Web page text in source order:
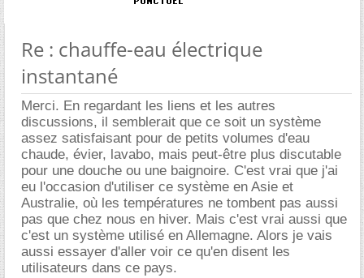
Re : chauffe-eau électrique
instantané
Merci. En regardant les liens et les autres
discussions, il semblerait que ce soit un système
assez satisfaisant pour de petits volumes d'eau
chaude, évier, lavabo, mais peut-être plus discutable
pour une douche ou une baignoire. C'est vrai que j'ai
eu l'occasion d'utiliser ce système en Asie et
Australie, où les températures ne tombent pas aussi
pas que chez nous en hiver. Mais c'est vrai aussi que
c'est un système utilisé en Allemagne. Alors je vais
aussi essayer d'aller voir ce qu'en disent les
utilisateurs dans ce pays.